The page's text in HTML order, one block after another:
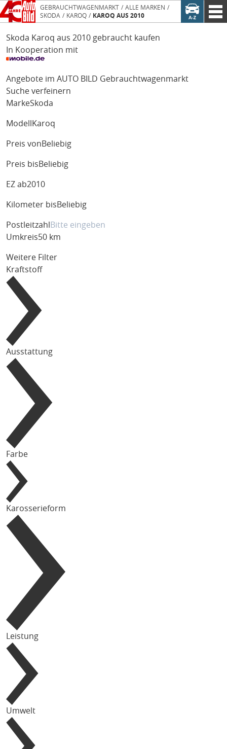
GEBRAUCHTWAGENMARKT
ALLE MARKEN
SKODA
KAROQ KAROQ AUS 2010
Skoda Karoq aus 2010 gebraucht kaufen
In Kooperation mit
Angebote im AUTO BILD Gebrauchtwagenmarkt
Suche verfeinern
MarkeSkoda
Modell Karoq
Preis von Beliebig
Preis bis Beliebig
EZ ab2010
Kilometer bis Beliebig
Postleitzahl
Umkreis50 km
Weitere Filter
Kraftstoff
Ausstattung
Farbe
Karosserieform
Leistung
Umwelt